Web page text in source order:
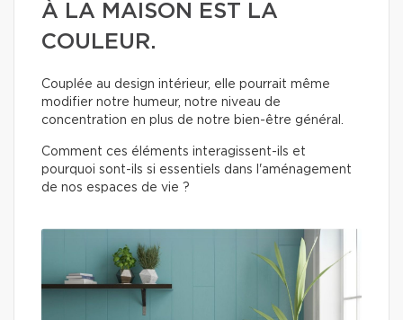
À LA MAISON EST LA
COULEUR.
Couplée au design intérieur, elle pourrait même
modifier notre humeur, notre niveau de
concentration en plus de notre bien-être général.
Comment ces éléments interagissent-ils et
pourquoi sont-ils si essentiels dans l'aménagement
de nos espaces de vie ?